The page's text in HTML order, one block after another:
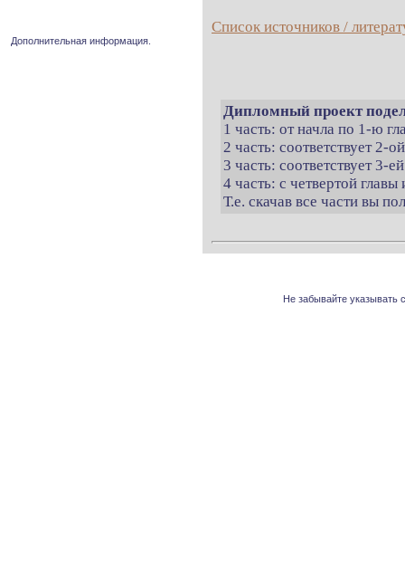
Дополнительная информация.
Список источников /
Дипломный проект
1 часть: от начла по 1-ю
2 часть: соответствует 2-
3 часть: соответствует 3-
4 часть: с четвертой
Т.е. скачав все части вы
Не забывайте указывать